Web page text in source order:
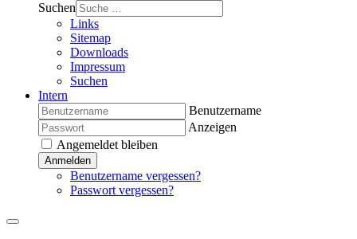
Suchen
Links
Sitemap
Downloads
Impressum
Suchen
Intern
Benutzername
Anzeigen
Angemeldet bleiben
Anmelden
Benutzername vergessen?
Passwort vergessen?